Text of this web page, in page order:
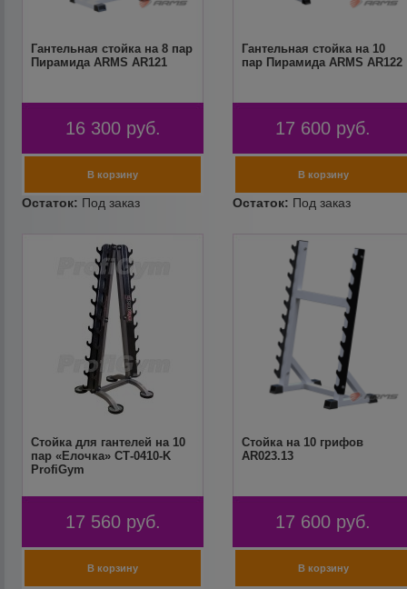
Гантельная стойка на 8 пар
Пирамида ARMS AR121
16 300 руб.
Гантельная стойка на 10
пар Пирамида ARMS AR122
17 600 руб.
Стойка для гантелей на 10
пар «Елочка» СТ-0410-K
ProfiGym
17 560 руб.
Стойка на 10 грифов
AR023.13
17 600 руб.